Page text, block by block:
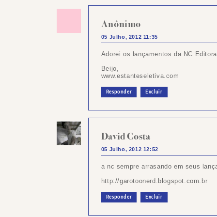
Anônimo
05 Julho, 2012 11:35
Adorei os lançamentos da NC
Beijo,
www.estanteseletiva.com
Responder Excluir
David Costa
05 Julho, 2012 12:52
a nc sempre arrasando em seus
http://garotoonerd.blogspot.com.br
Responder Excluir